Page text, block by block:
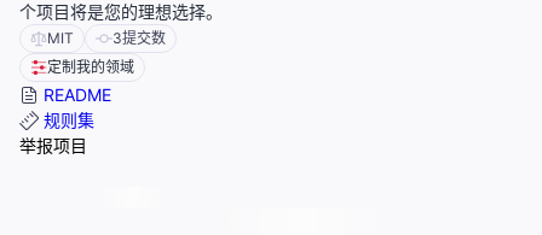
个项目将是您的理想选择。
MIT 3提交数
定制我的领域
README
规则集
举报项目